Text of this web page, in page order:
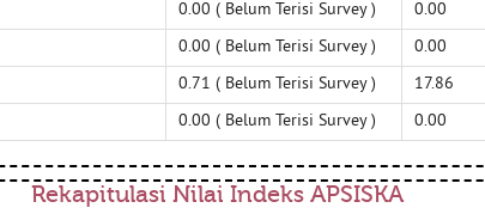
0.00 ( Belum Terisi Survey )
0.00
0.00 ( Belum Terisi Survey )
0.00
0.71 ( Belum Terisi Survey )
17.86
0.00 ( Belum Terisi Survey ) 0.00
Rekapitulasi Nilai Indeks APSISKA